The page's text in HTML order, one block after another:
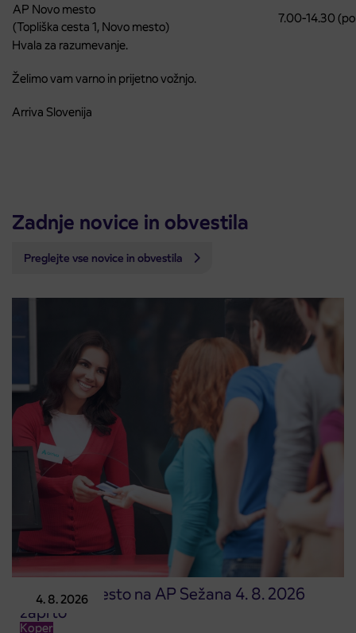
AP Novo mesto
(Topliška cesta 1, Novo mesto)
7.00-14.30
Hvala za razumevanje.
Želimo vam varno in prijetno vožnjo.
Arriva Slovenija
Zadnje novice in obvestila
Preglejte vse novice in obvestila
4. 8. 2026
Prodajno mesto na AP Sežana 4. 8. 2026
zaprto
Koper